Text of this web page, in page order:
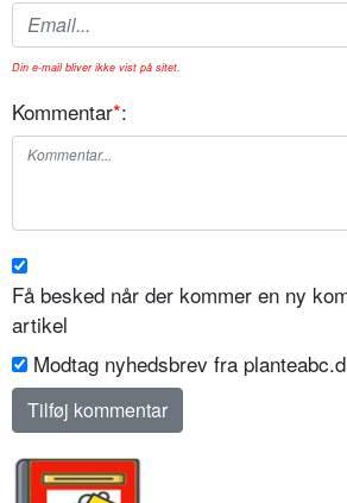
Din e-mail bliver ikke vist på sitet.
Kommentar*:
Få besked når der kommer en ny
artikel
Modtag nyhedsbrev fra